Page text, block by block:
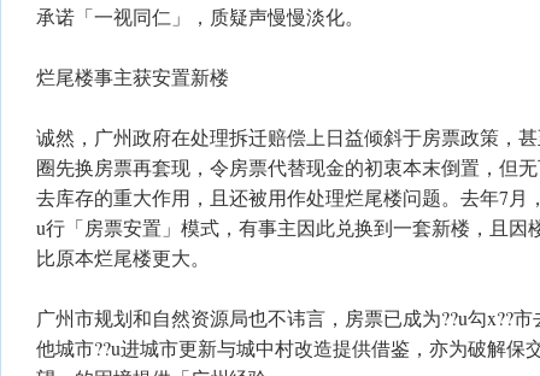
承诺「一视同仁」，质疑声慢慢淡化。
烂尾楼事主获安置新楼
诚然，广州政府在处理拆迁赔偿上日益倾斜于房票政策，
圈先换房票再套现，令房票代替现金的初衷本末倒置，但
去库存的重大作用，且还被用作处理烂尾楼问题。去年7月
u行「房票安置」模式，有事主因此兑换到一套新楼，且因
比原本烂尾楼更大。
广州市规划和自然资源局也不讳言，房票已成为??u勾x??
他城市??u进城市更新与城中村改造提供借鉴，亦为破解保